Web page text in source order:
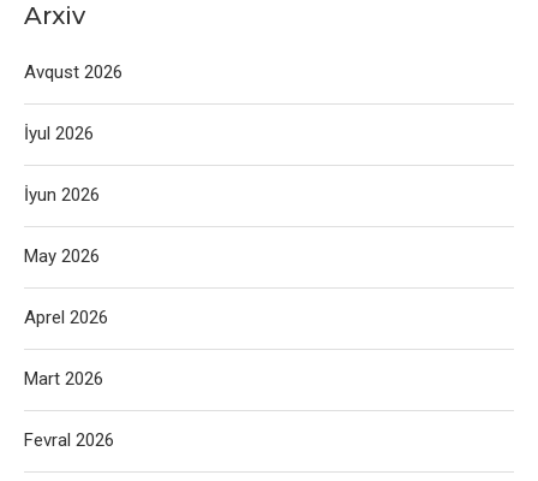
Arxiv
Avqust 2026
İyul 2026
İyun 2026
May 2026
Aprel 2026
Mart 2026
Fevral 2026